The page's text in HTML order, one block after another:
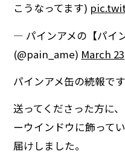
こうなってます)
— パインアメの【パイ
(@pain_ame) March
パインアメ缶の続報で
送ってくださった方に
ーウインドウに飾って
届けしました。